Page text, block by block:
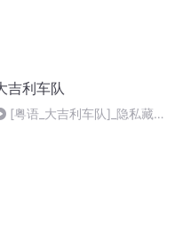
吉利车队
[粤语_大吉利车队]_隐私藏不